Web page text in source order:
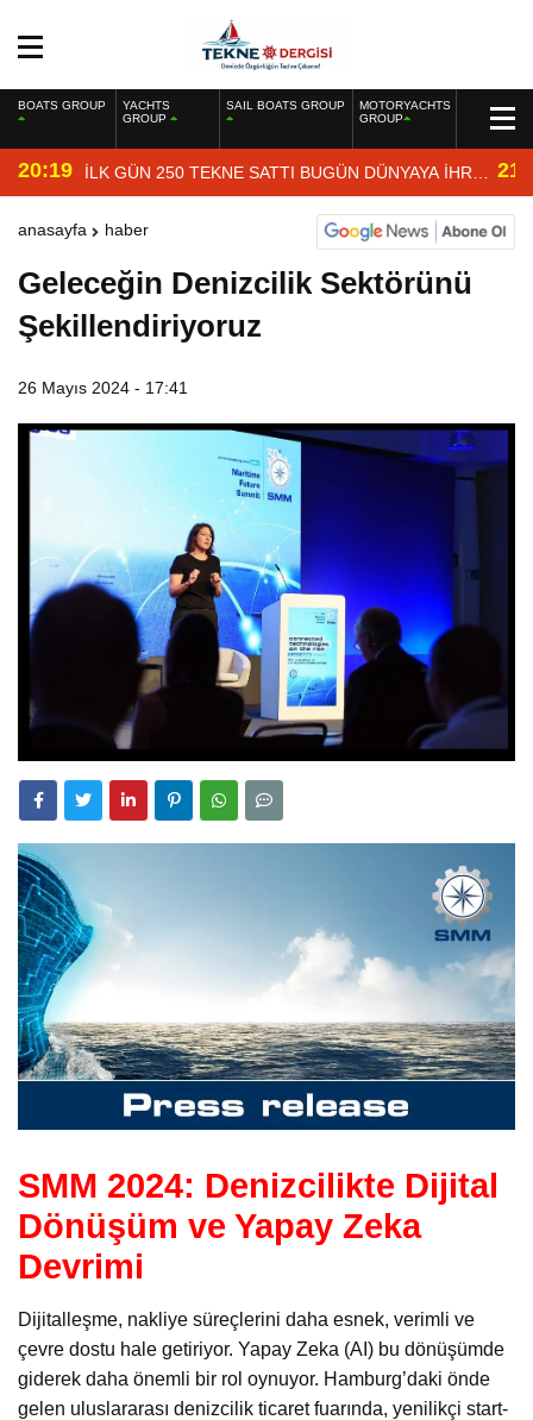
BOATS GROUP
YACHTS
GROUP
SAIL BOATS GROUP
MOTORYACHTS
GROUP
20:19 İLK GÜN 250 TEKNE SATTI BUGÜN DÜNYAYA İHRAÇ
EDİYOR
anasayfa haber
Geleceğin Denizcilik Sektörünü
Şekillendiriyoruz
26 Mayıs 2024 - 17:41
SMM 2024: Denizcilikte Dijital
Dönüşüm ve Yapay Zeka
Devrimi
Dijitalleşme, nakliye süreçlerini daha esnek, verimli ve
çevre dostu hale getiriyor. Yapay Zeka (AI) bu dönüşümde
giderek daha önemli bir rol oynuyor. Hamburg’daki önde
gelen uluslararası denizcilik ticaret fuarında, yenilikçi start-